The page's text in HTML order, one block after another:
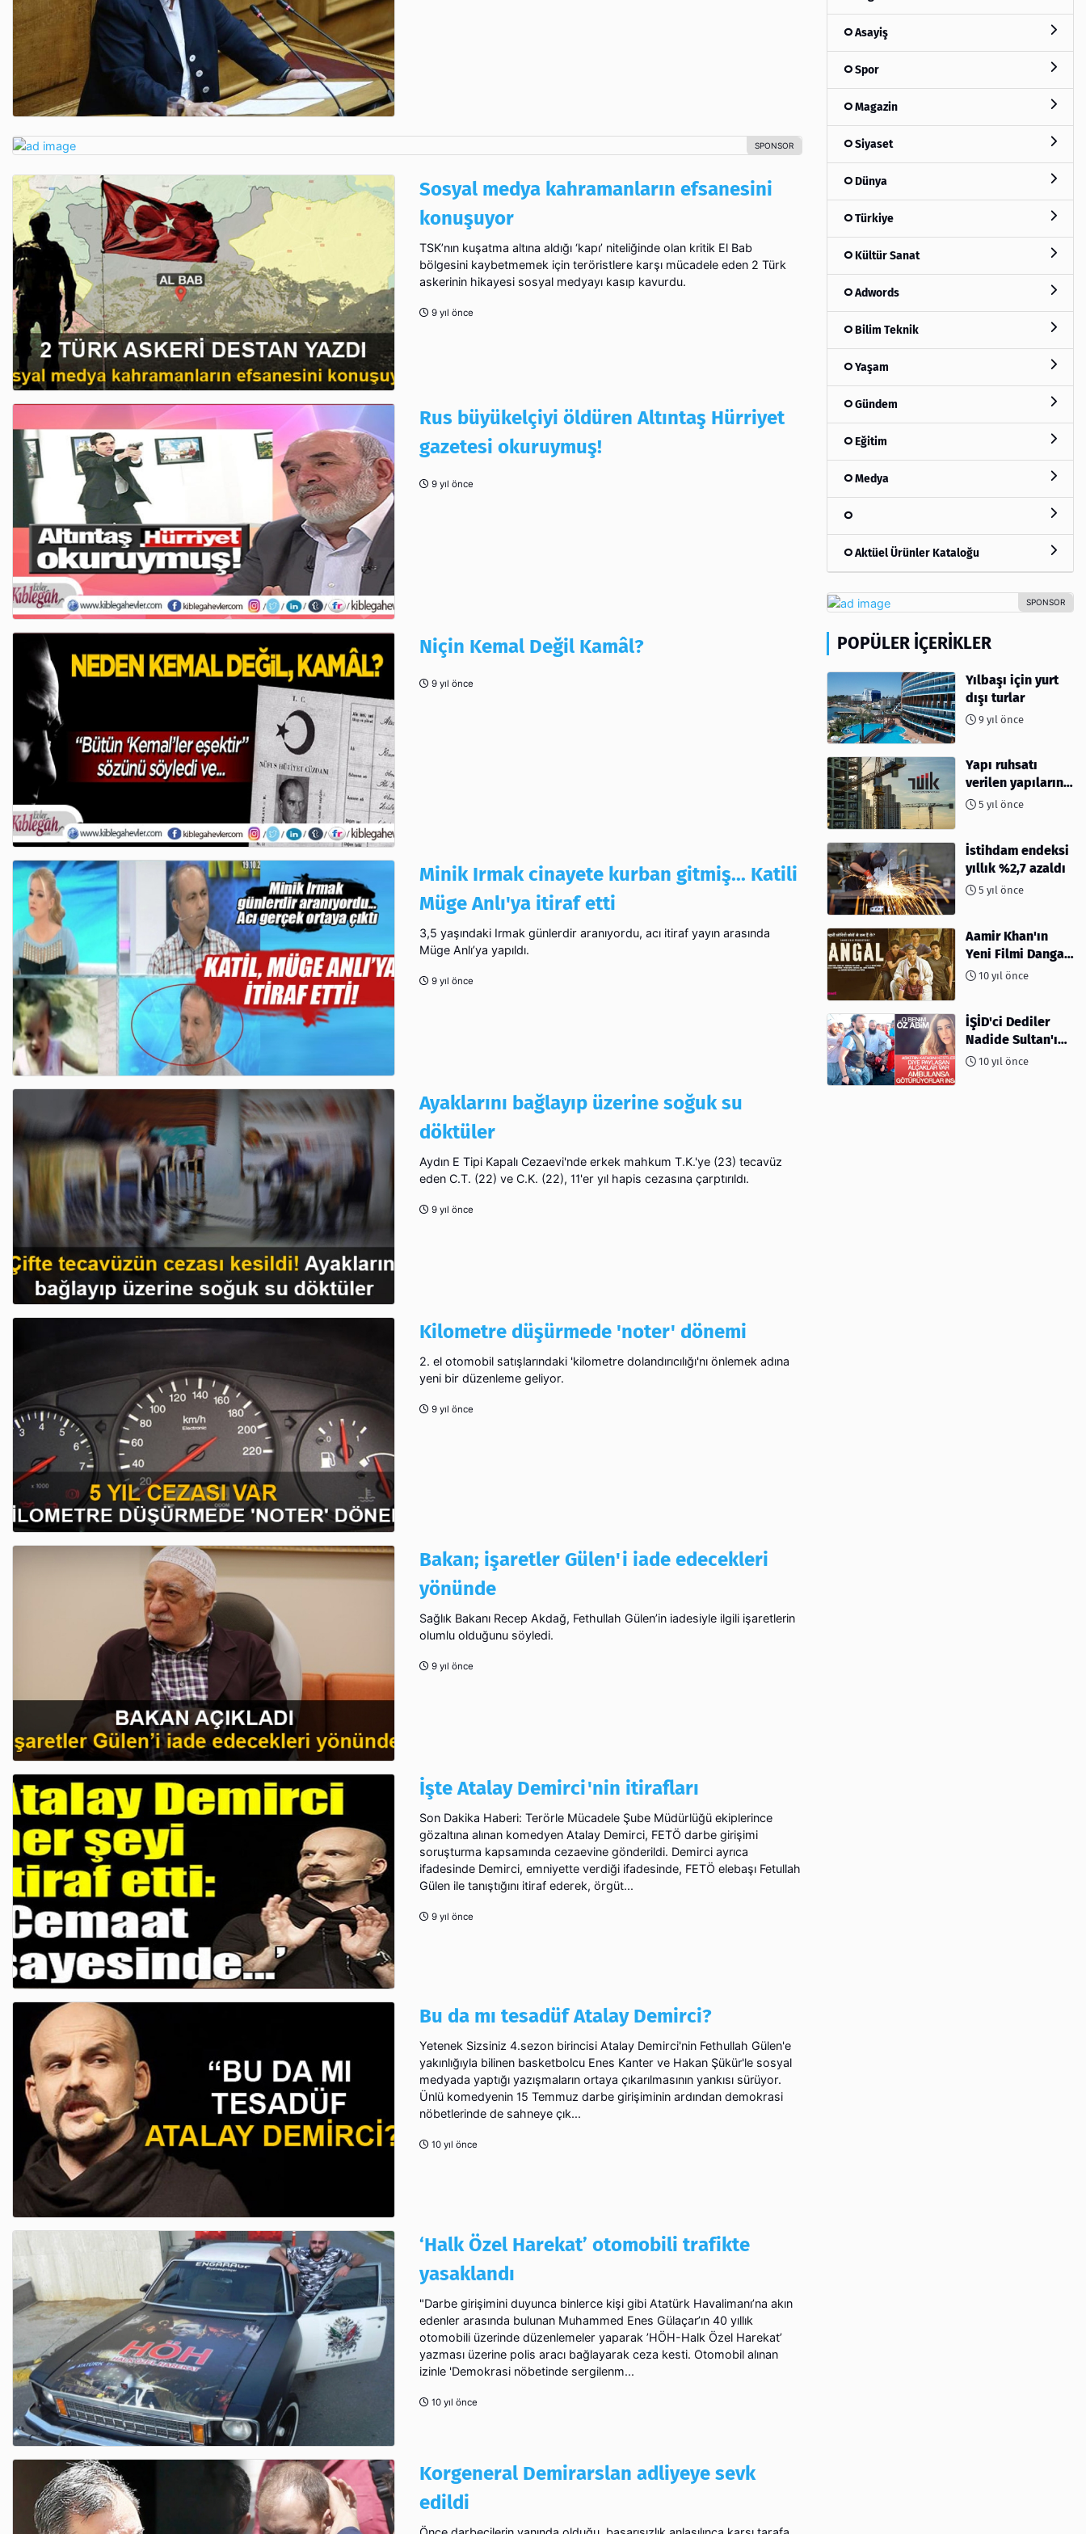
Sosyal medya kahramanların efsanesini
konuşuyor
TSK’nın kuşatma altına aldığı ‘kapı’ niteliğinde olan kritik El Bab
bölgesini kaybetmemek için teröristlere karşı mücadele eden 2 Türk
askerinin hikayesi sosyal medyayı kasıp kavurdu.
9 yıl önce
Rus büyükelçiyi öldüren Altıntaş Hürriyet
gazetesi okuruymuş!
9 yıl önce
Niçin Kemal Değil Kamâl?
9 yıl önce
Minik Irmak cinayete kurban gitmiş... Katili
Müge Anlı'ya itiraf etti
3,5 yaşındaki Irmak günlerdir aranıyordu, acı itiraf yayın arasında
Müge Anlı’ya yapıldı.
9 yıl önce
Ayaklarını bağlayıp üzerine soğuk su
döktüler
Aydın E Tipi Kapalı Cezaevi'nde erkek mahkum T.K.'ye (23) tecavüz
eden C.T. (22) ve C.K. (22), 11'er yıl hapis cezasına çarptırıldı.
9 yıl önce
Kilometre düşürmede 'noter' dönemi
2. el otomobil satışlarındaki 'kilometre dolandırıcılığı'nı önlemek adına
yeni bir düzenleme geliyor.
9 yıl önce
Bakan; işaretler Gülen'i iade edecekleri
yönünde
Sağlık Bakanı Recep Akdağ, Fethullah Gülen’in iadesiyle ilgili işaretlerin
olumlu olduğunu söyledi.
9 yıl önce
İşte Atalay Demirci'nin itirafları
Son Dakika Haberi: Terörle Mücadele Şube Müdürlüğü ekiplerince
gözaltına alınan komedyen Atalay Demirci, FETÖ darbe girişimi
soruşturma kapsamında cezaevine gönderildi. Demirci ayrıca
ifadesinde Demirci, emniyette verdiği ifadesinde, FETÖ elebaşı Fetullah
Gülen ile tanıştığını itiraf ederek, örgüt...
9 yıl önce
Bu da mı tesadüf Atalay Demirci?
Yetenek Sizsiniz 4.sezon birincisi Atalay Demirci'nin Fethullah Gülen'e
yakınlığıyla bilinen basketbolcu Enes Kanter ve Hakan Şükür'le sosyal
medyada yaptığı yazışmaların ortaya çıkarılmasının yankısı sürüyor.
Ünlü komedyenin 15 Temmuz darbe girişiminin ardından demokrasi
nöbetlerinde de sahneye çık...
10 yıl önce
‘Halk Özel Harekat’ otomobili trafikte
yasaklandı
"Darbe girişimini duyunca binlerce kişi gibi Atatürk Havalimanı’na akın
edenler arasında bulunan Muhammed Enes Gülaçar’ın 40 yıllık
otomobili üzerinde düzenlemeler yaparak ’HÖH-Halk Özel Harekat’
yazması üzerine polis aracı bağlayarak ceza kesti. Otomobil alınan
izinle 'Demokrasi nöbetinde sergilenm...
10 yıl önce
Korgeneral Demirarslan adliyeye sevk
edildi
Asayiş
Spor
Magazin
Siyaset
Dünya
Türkiye
Kültür Sanat
Adwords
Bilim Teknik
Yaşam
Gündem
Eğitim
Medya
Aktüel Ürünler Kataloğu
POPÜLER İÇERIKLER
Yılbaşı için yurt
dışı turlar
9 yıl önce
Yapı ruhsatı
verilen yapıların
yüzölçümü %40,8
5 yıl önce
İstihdam endeksi
yıllık %2,7 azaldı
5 yıl önce
Aamir Khan'ın
Yeni Filmi Dangal
Hakkında Herşey
10 yıl önce
İŞİD'ci Dediler
Nadide Sultan'ın
Öz Abisi Çıktı
10 yıl önce